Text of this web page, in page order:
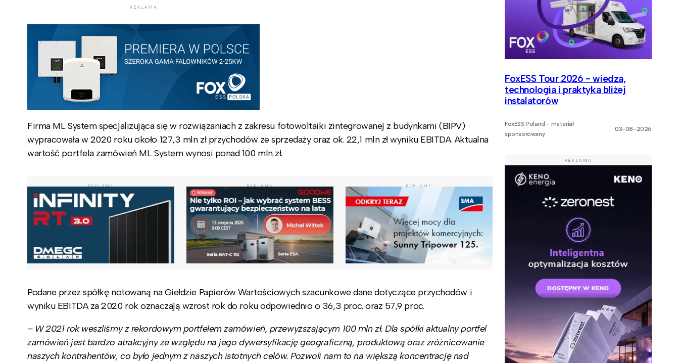
Firma ML System specjalizująca się w rozwiązaniach z zakresu fotowoltaiki zintegrowanej z budynkami (BIPV)
wypracowała w 2020 roku około 127,3 mln zł przychodów ze sprzedaży oraz ok. 22,1 mln zł wyniku EBITDA. Aktualna
wartość portfela zamówień ML System wynosi ponad 100 mln zł.
REKLAMA REKLAMA REKLAMA
Podane przez spółkę notowaną na Giełdzie Papierów Wartościowych szacunkowe dane dotyczące przychodów i
wyniku EBITDA za 2020 rok oznaczają wzrost rok do roku odpowiednio o 36,3 proc. oraz 57,9 proc.
– W 2021 rok weszliśmy z rekordowym portfelem zamówień, przewyższającym 100 mln zł. Dla spółki aktualny portfel
zamówień jest bardzo atrakcyjny ze względu na jego dywersyfikację geograficzną, produktową oraz zróżnicowanie
naszych kontrahentów, co było jednym z naszych istotnych celów. Pozwoli nam to na większą koncentrację nad
FoxESS Tour 2026 - wiedza,
technologia i praktyka bliżej
instalatorów
FoxESS Poland - materiał
sponsorowany
03-08-2026
REKLAMA